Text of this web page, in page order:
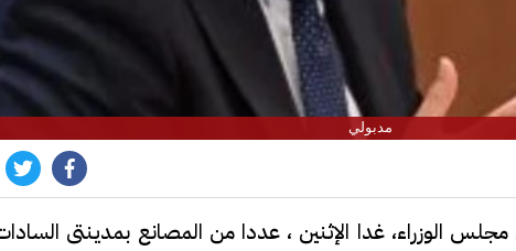
مدبولي
الوزراء، غدا الإثنين ، عددا من المصانع بمدينتى